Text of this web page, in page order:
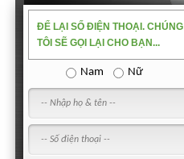
ĐỂ LẠI SỐ ĐIỆN THOẠI. CHÚNG
TÔI SẼ GỌI LẠI CHO BẠN...
Nam Nữ